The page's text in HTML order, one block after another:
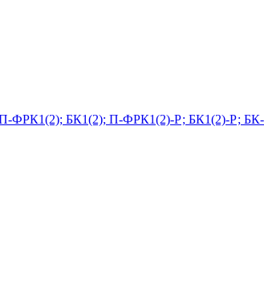
П-ФРК1(2); БК1(2); П-ФРК1(2)-Р; БК1(2)-Р;